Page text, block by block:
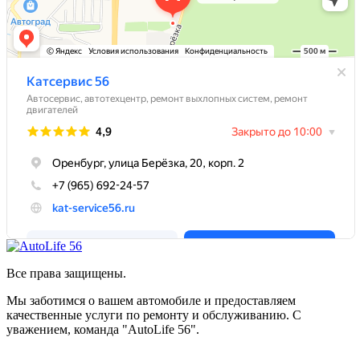
Все права защищены.
Мы заботимся о вашем автомобиле и предоставляем
качественные услуги по ремонту и обслуживанию. С
уважением, команда "AutoLife 56".